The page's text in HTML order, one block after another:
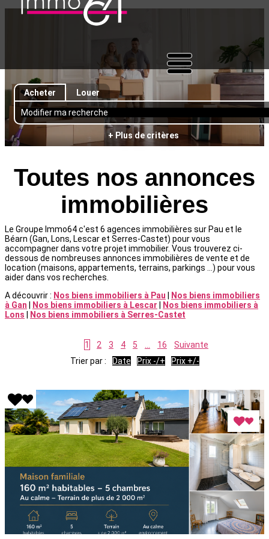
Acheter Louer
Modifier ma recherche
+ Plus de critères
Toutes nos annonces
immobilières
Le Groupe Immo64 c'est 6 agences immobilières sur Pau et le
Béarn (Gan, Lons, Lescar et Serres-Castet) pour vous
accompagner dans votre projet immobilier. Vous trouverez ci-
dessous de nombreuses annonces immobilières de vente et de
location (maisons, appartements, terrains, parkings ...) pour vous
aider dans vos recherches.
A découvrir : Nos biens immobiliers à Pau
Nos biens immobiliers
à Gan
Nos biens immobiliers à Lescar
Nos biens immobiliers à
Lons
Nos biens immobiliers à Serres-Castet
1 2 3 4 5 16
Suivante
Trier par :
Date Prix -/+ Prix +/-